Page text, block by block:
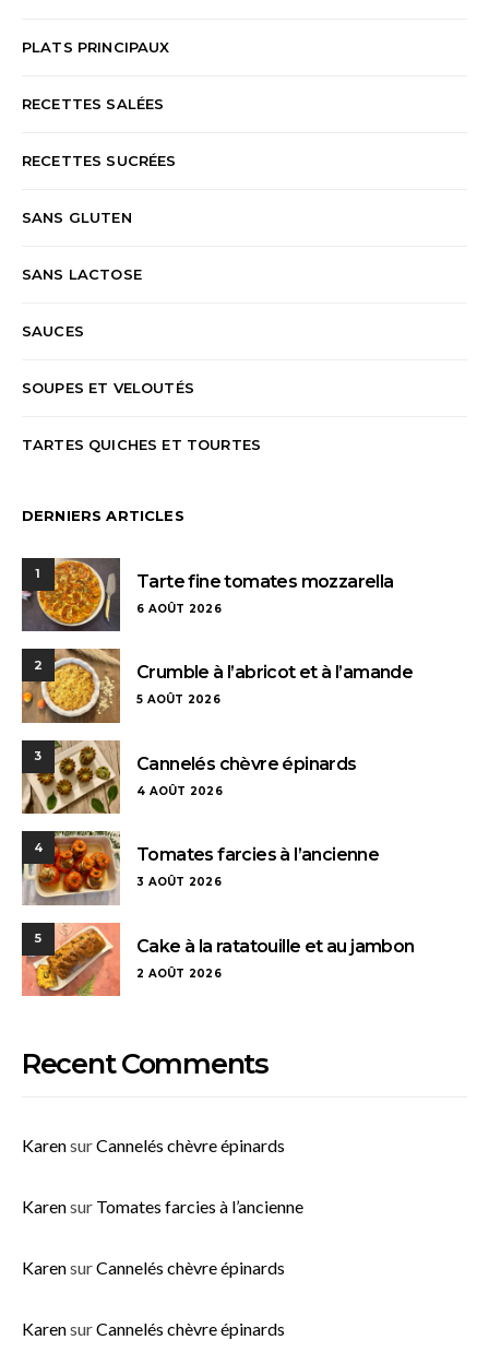
PLATS PRINCIPAUX
RECETTES SALÉES
RECETTES SUCRÉES
SANS GLUTEN
SANS LACTOSE
SAUCES
SOUPES ET VELOUTÉS
TARTES QUICHES ET TOURTES
DERNIERS ARTICLES
1 Tarte fine tomates mozzarella
6 AOÛT 2026
2 Crumble à l’abricot et à l’amande
5 AOÛT 2026
3 Cannelés chèvre épinards
4 AOÛT 2026
4 Tomates farcies à l’ancienne
3 AOÛT 2026
5 Cake à la ratatouille et au jambon
2 AOÛT 2026
Recent Comments
KarensurCannelés chèvre épinards
Karensur Tomates farcies à l’ancienne
KarensurCannelés chèvre épinards
KarensurCannelés chèvre épinards